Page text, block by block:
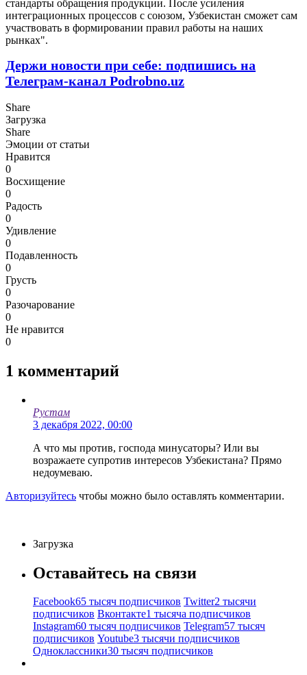
стандарты обращения продукции. После усиления
интеграционных процессов с союзом, Узбекистан сможет сам
участвовать в формировании правил работы на наших
рынках".
Держи новости при себе: подпишись на
Телеграм-канал Podrobno.uz
Share
Загрузка
Share
Эмоции от статьи
Нравится
0
Восхищение
0
Радость
0
Удивление
0
Подавленность
0
Грусть
0
Разочарование
0
Не нравится
0
1 комментарий
Рустам
3 декабря 2022, 00:00
А что мы против, господа минусаторы? Или вы
возражаете супротив интересов Узбекистана? Прямо
недоумеваю.
Авторизуйтесь чтобы можно было оставлять комментарии.
Загрузка
Оставайтесь на связи
Facebook65 тысяч подписчиков Twitter2 тысячи
подписчиков Вконтакте1 тысяча подписчиков
Instagram60 тысяч подписчиков Telegram57 тысяч
подписчиков Youtube3 тысячи подписчиков
Одноклассники30 тысяч подписчиков